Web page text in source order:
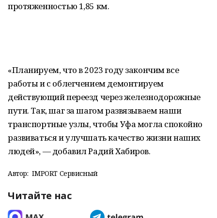
протяженностью 1,85 км.
«Планируем, что в 2023 году закончим все
работы и с облегчением демонтируем
действующий переезд через железнодорожные
пути. Так, шаг за шагом развязываем наши
транспортные узлы, чтобы Уфа могла спокойно
развиваться и улучшать качество жизни наших
людей», — добавил Радий Хабиров.
Автор: IMPORT Сервисный
Читайте нас